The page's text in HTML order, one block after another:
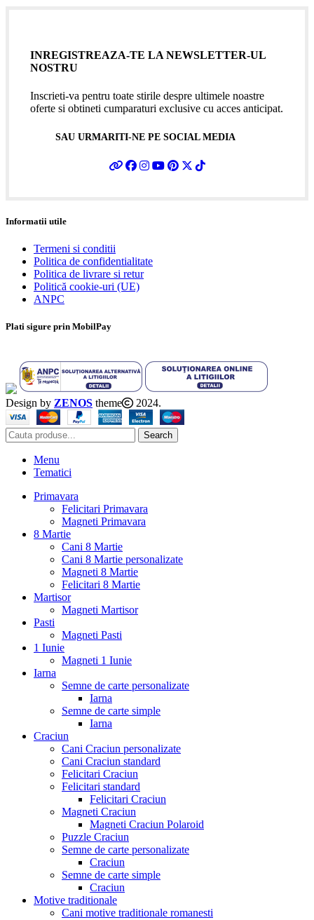
INREGISTREAZA-TE LA NEWSLETTER-UL
NOSTRU
Inscrieti-va pentru toate stirile despre ultimele noastre
oferte si obtineti cumparaturi exclusive cu acces anticipat.
SAU URMARITI-NE PE SOCIAL MEDIA
Informatii utile
Termeni si conditii
Politica de confidentialitate
Politica de livrare si retur
Politică cookie-uri (UE)
ANPC
Plati sigure prin MobilPay
Design by ZENOS theme 2024.
Search
Menu
Tematici
Primavara
Felicitari Primavara
Magneti Primavara
8 Martie
Cani 8 Martie
Cani 8 Martie personalizate
Magneti 8 Martie
Felicitari 8 Martie
Martisor
Magneti Martisor
Pasti
Magneti Pasti
1 Iunie
Magneti 1 Iunie
Iarna
Semne de carte personalizate
Iarna
Semne de carte simple
Iarna
Craciun
Cani Craciun personalizate
Cani Craciun standard
Felicitari Craciun
Felicitari standard
Felicitari Craciun
Magneti Craciun
Magneti Craciun Polaroid
Puzzle Craciun
Semne de carte personalizate
Craciun
Semne de carte simple
Craciun
Motive traditionale
Cani motive traditionale romanesti